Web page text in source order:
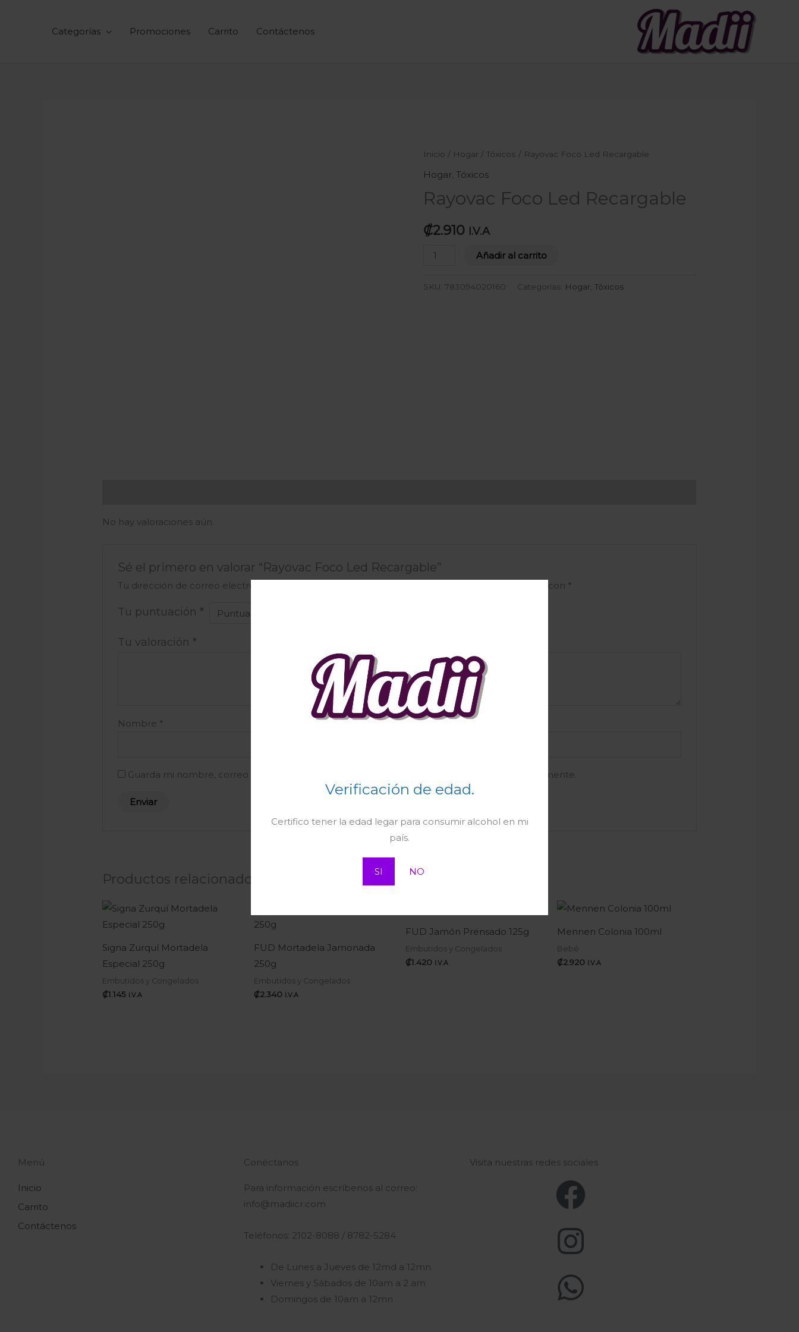
Verificación de edad.
Certifico tener la edad legar para consumir alcohol en mi
país.
SI NO
Categorías Promociones Carrito Contáctenos
Inicio / Hogar / Tóxicos / Rayovac Foco Led Recargable
Hogar, Tóxicos
Rayovac Foco Led Recargable
₡2.910 I.V.A
Rayovac
Foco
Recargable
Añadir al carrito
SKU: 783094020160 Categorías: Hogar Tóxicos
No hay valoraciones aún.
Sé el primero en valorar “Rayovac Foco Led Recargable”
Tu dirección de correo electrónico no será publicada. Los campos obligatorios están marcados con *
Tu puntuación *
Tu valoración *
Nombre * Correo electrónico
Guarda mi nombre, correo electrónico y web en este navegador para la próxima vez que comente.
Productos relacionados
Signa Zurquí Mortadela
Especial 250g
Embutidos y Congelados
₡1.145 I.V.A
FUD Mortadela Jamonada
250g
Embutidos y Congelados
₡2.340 I.V.A
FUD Jamón Prensado 125g
Embutidos y Congelados
₡1.420 I.V.A
Mennen Colonia 100ml
Bebé
₡2.920 I.V.A
Menú
Inicio
Carrito
Contáctenos
Conéctanos
Para información escríbenos al correo:
info@madiicr.com
Teléfonos: 2102-8088 / 8782-5284
De Lunes a Jueves de 12md a 12mn.
Viernes y Sábados de 10am a 2 am
Domingos de 10am a 12mn
Visita nuestras redes sociales